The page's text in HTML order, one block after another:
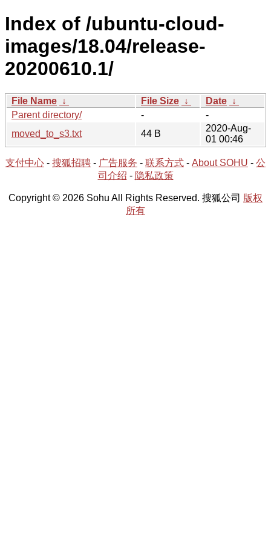
Index of /ubuntu-cloud-
images/18.04/release-
20200610.1/
File Name ↓ File Size ↓ Date ↓
Parent directory/
-
-
moved_to_s3.txt
44 B
2020-Aug-
01 00:46
支付中心 - 搜狐招聘 - 广告服务 - 联系方式 - About SOHU - 公
司介绍 - 隐私政策
Copyright © 2026 Sohu All Rights Reserved. 搜狐公司 版权
所有